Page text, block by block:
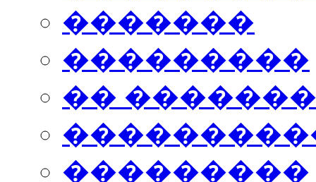
�������
���������
��
���������